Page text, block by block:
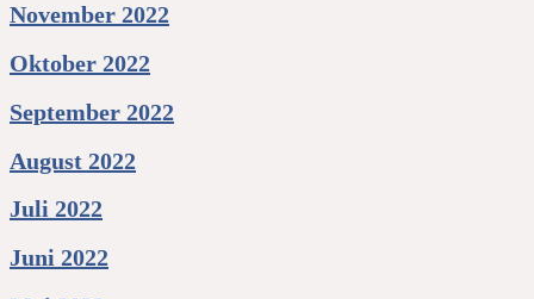
November 2022
Oktober 2022
September 2022
August 2022
Juli 2022
Juni 2022